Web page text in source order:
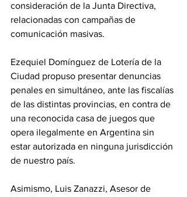
consideración de la Junta Directiva,
relacionadas con campañas de
comunicación masivas.
Ezequiel Domínguez de Lotería de la
Ciudad propuso presentar denuncias
penales en simultáneo, ante las fiscalías
de las distintas provincias, en contra de
una reconocida casa de juegos que
opera ilegalmente en Argentina sin
estar autorizada en ninguna jurisdicción
de nuestro país.
Asimismo, Luis Zanazzi, Asesor de